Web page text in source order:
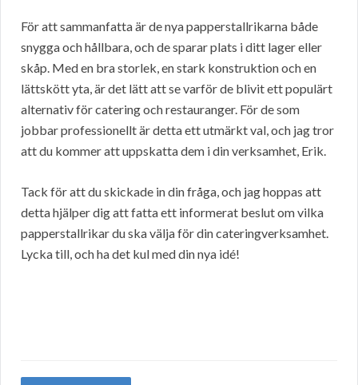
För att sammanfatta är de nya papperstallrikarna både
snygga och hållbara, och de sparar plats i ditt lager eller
skåp. Med en bra storlek, en stark konstruktion och en
lättskött yta, är det lätt att se varför de blivit ett populärt
alternativ för catering och restauranger. För de som
jobbar professionellt är detta ett utmärkt val, och jag tror
att du kommer att uppskatta dem i din verksamhet, Erik.
Tack för att du skickade in din fråga, och jag hoppas att
detta hjälper dig att fatta ett informerat beslut om vilka
papperstallrikar du ska välja för din cateringverksamhet.
Lycka till, och ha det kul med din nya idé!